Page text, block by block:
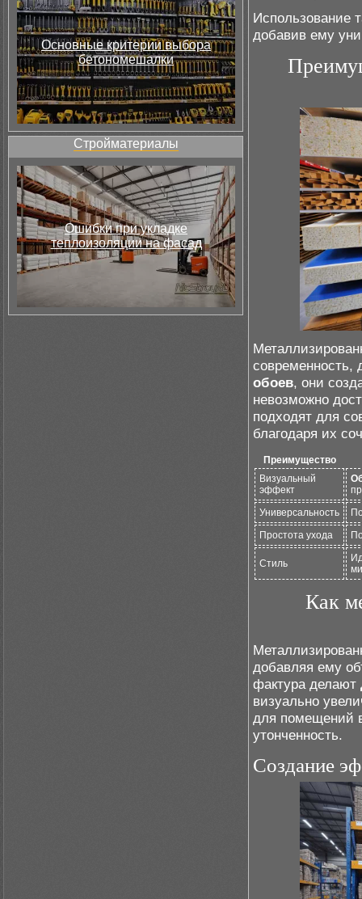
Основные критерии выбора
бетономешалки
Стройматериалы
Ошибки при укладке
теплоизоляции на фасад
Использование
добавив ему
современность,
обоев, они
невозможно
подходят для
благодаря их
Преимущество
Визуальный
эффект
Универсальность
Простота ухода
Стиль
Как
добавляя ему
фактура делают
визуально
для помещений
утонченность.
Создание